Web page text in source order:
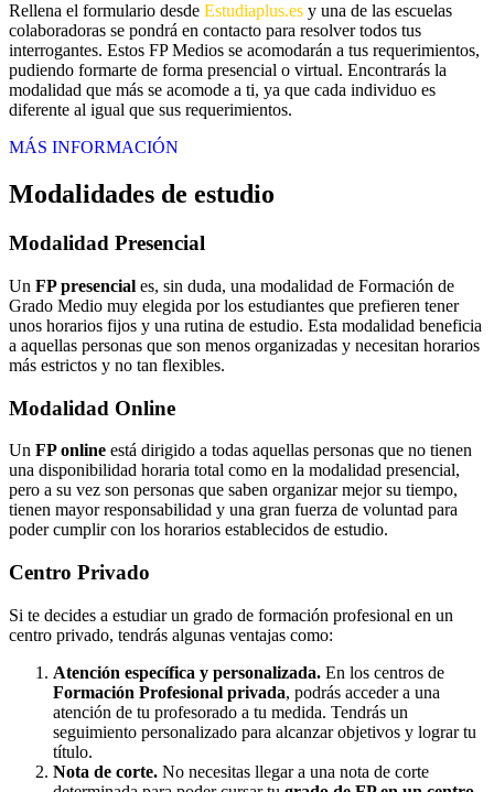
Rellena el formulario desde Estudiaplus.es y una de las escuelas
colaboradoras se pondrá en contacto para resolver todos tus
interrogantes. Estos FP Medios se acomodarán a tus requerimientos,
pudiendo formarte de forma presencial o virtual. Encontrarás la
modalidad que más se acomode a ti, ya que cada individuo es
diferente al igual que sus requerimientos.
MÁS INFORMACIÓN
Modalidades de estudio
Modalidad Presencial
Un FP presencial es, sin duda, una modalidad de Formación de
Grado Medio muy elegida por los estudiantes que prefieren tener
unos horarios fijos y una rutina de estudio. Esta modalidad beneficia
a aquellas personas que son menos organizadas y necesitan horarios
más estrictos y no tan flexibles.
Modalidad Online
Un FP online está dirigido a todas aquellas personas que no tienen
una disponibilidad horaria total como en la modalidad presencial,
pero a su vez son personas que saben organizar mejor su tiempo,
tienen mayor responsabilidad y una gran fuerza de voluntad para
poder cumplir con los horarios establecidos de estudio.
Centro Privado
Si te decides a estudiar un grado de formación profesional en un
centro privado, tendrás algunas ventajas como:
Atención específica y personalizada. En los centros de
Formación Profesional privada, podrás acceder a una
atención de tu profesorado a tu medida. Tendrás un
seguimiento personalizado para alcanzar objetivos y lograr tu
título.
Nota de corte. No necesitas llegar a una nota de corte